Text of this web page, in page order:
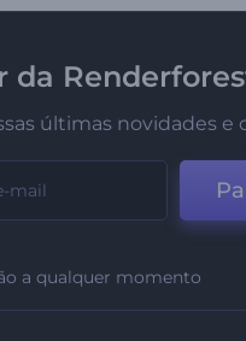
da
últimas novidades e
a qualquer momento